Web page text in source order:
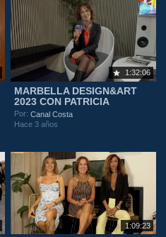
1:32:06
MARBELLA DESIGN&ART
2023 CON PATRICIA
Por:Canal Costa
Hace 3 años
1:09:23